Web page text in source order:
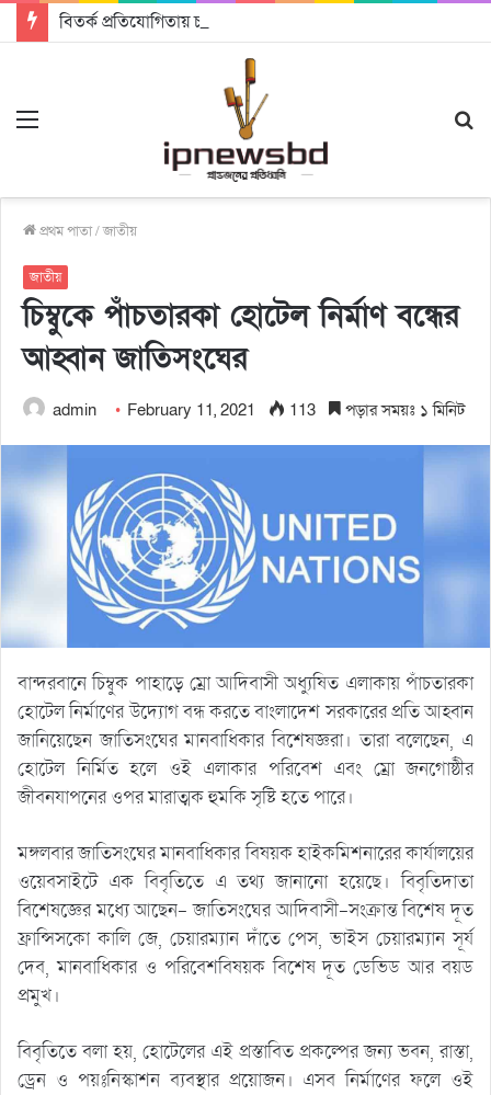
প্রথম পাতা/জাতীয়
জাতীয়
চিম্বুকে পাঁচতারকা হোটেল নির্মাণ বন্ধের
আহ্বান জাতিসংঘের
admin February 11, 2021 113 পড়ার সময়ঃ ১ মিনিট
বান্দরবানে চিম্বুক পাহাড়ে ম্রো আদিবাসী অধ্যুষিত এলাকায় পাঁচতারকা
হোটেল নির্মাণের উদ্যোগ বন্ধ করতে বাংলাদেশ সরকারের প্রতি আহ্বান
জানিয়েছেন জাতিসংঘের মানবাধিকার বিশেষজ্ঞরা। তারা বলেছেন, এ
হোটেল নির্মিত হলে ওই এলাকার পরিবেশ এবং ম্রো জনগোষ্ঠীর
জীবনযাপনের ওপর মারাত্মক হুমকি সৃষ্টি হতে পারে।
মঙ্গলবার জাতিসংঘের মানবাধিকার বিষয়ক হাইকমিশনারের কার্যালয়ের
ওয়েবসাইটে এক বিবৃতিতে এ তথ্য জানানো হয়েছে। বিবৃতিদাতা
বিশেষজ্ঞের মধ্যে আছেন- জাতিসংঘের আদিবাসী-সংক্রান্ত বিশেষ দূত
ফ্রান্সিসকো কালি জে, চেয়ারম্যান দাঁতে পেস, ভাইস চেয়ারম্যান সূর্য
দেব, মানবাধিকার ও পরিবেশবিষয়ক বিশেষ দূত ডেভিড আর বয়ড
প্রমুখ।
বিবৃতিতে বলা হয়, হোটেলের এই প্রস্তাবিত প্রকল্পের জন্য ভবন, রাস্তা,
ড্রেন ও পয়ঃনিস্কাশন ব্যবস্থার প্রয়োজন। এসব নির্মাণের ফলে ওই